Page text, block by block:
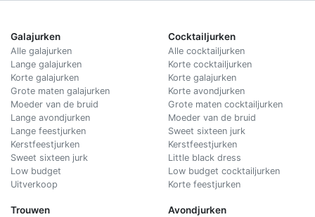
Galajurken
Alle galajurken
Lange galajurken
Korte galajurken
Grote maten galajurken
Moeder van de bruid
Lange avondjurken
Lange feestjurken
Kerstfeestjurken
Sweet sixteen jurk
Low budget
Uitverkoop
Trouwen
Cocktailjurken
Alle cocktailjurken
Korte cocktailjurken
Korte galajurken
Korte avondjurken
Grote maten cocktailjurken
Moeder van de bruid
Sweet sixteen jurk
Kerstfeestjurken
Little black dress
Low budget cocktailjurken
Korte feestjurken
Avondjurken